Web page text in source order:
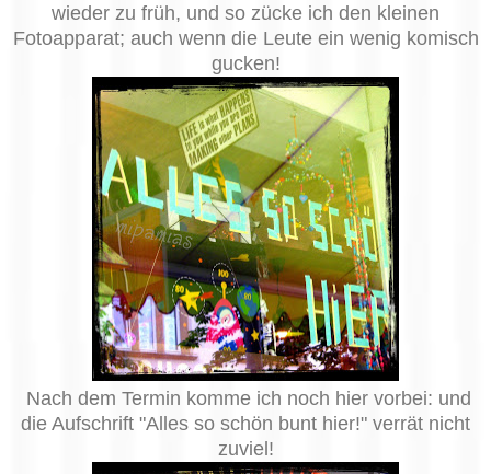
wieder zu früh, und so zücke ich den kleinen
Fotoapparat; auch wenn die Leute ein wenig komisch
gucken!
Nach dem Termin komme ich noch hier vorbei: und
die Aufschrift "Alles so schön bunt hier!" verrät nicht
zuviel!